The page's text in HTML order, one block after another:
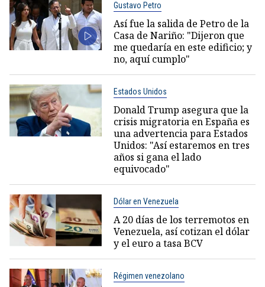
Gustavo Petro
Así fue la salida de Petro de la
Casa de Nariño: "Dijeron que
me quedaría en este edificio; y
no, aquí cumplo"
Estados Unidos
Donald Trump asegura que la
crisis migratoria en España es
una advertencia para Estados
Unidos: "Así estaremos en tres
años si gana el lado
equivocado"
Dólar en Venezuela
A 20 días de los terremotos en
Venezuela, así cotizan el dólar
y el euro a tasa BCV
Régimen venezolano